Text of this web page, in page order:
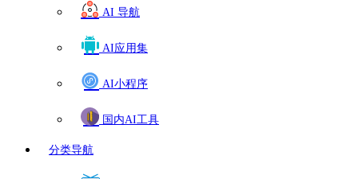
AI 导航
AI应用集
AI小程序
国内AI工具
分类导航